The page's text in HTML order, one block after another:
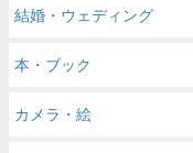
結婚・ウェディング
本・ブック
カメラ・絵